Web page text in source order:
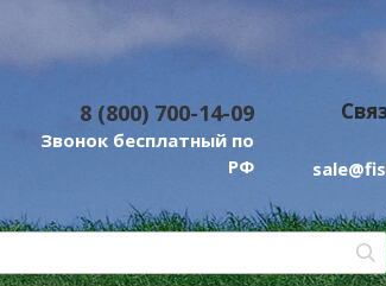
8 (800) 700-14-09
Звонок бесплатный по
РФ